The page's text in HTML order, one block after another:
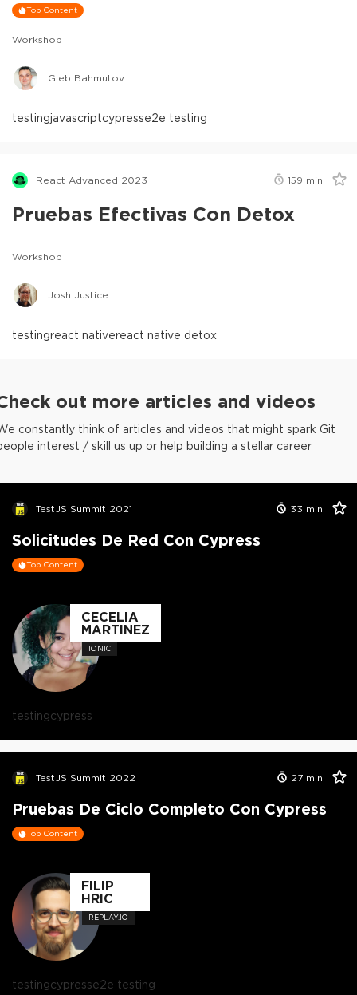
Top Content
Workshop
Gleb Bahmutov
testingjavascriptcypresse2e testing
React Advanced 2023 159 min
Pruebas Efectivas Con Detox
Workshop
Josh Justice
testingreact nativereact native detox
out more articles and videos
constantly think of articles and videos that might spark Git
interest / skill us up or help building a stellar career
TestJS Summit 2021 33 min
Solicitudes De Red Con Cypress
Top Content
CECELIA
MARTINEZ
IONIC
testingcypress
TestJS Summit 2022 27 min
Pruebas De Ciclo Completo Con Cypress
Top Content
FILIP
HRIC
REPLAY.IO
testingcypresse2e testing